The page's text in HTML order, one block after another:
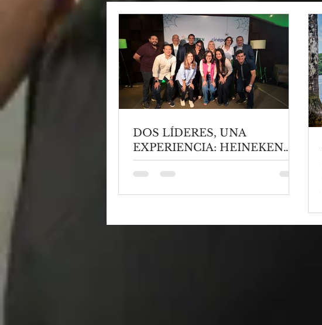
DOS LÍDERES, UNA
EXPERIENCIA: HEINEKEN
PANAMÁ Y CINÉPOLIS
TRANSFORMAN LA FORMA
DE VIVIR EL CINE